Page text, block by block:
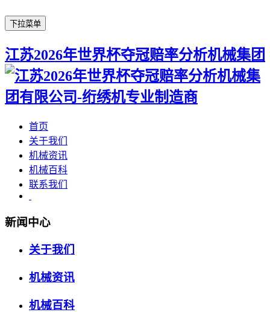
下拉菜单
江苏2026年世界杯夺冠赔率分析机械集团
首页
关于我们
机械资讯
机械百科
联系我们
新闻中心
关于我们
机械资讯
机械百科